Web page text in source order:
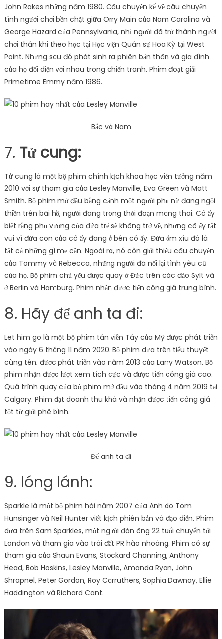
John Rakes những năm 1980. Câu chuyện kể về câu chuyện
tình người chơi bền chặt giữa Orry Main của Nam Carolina và
George Hazard của Pennsylvania, nhị người đã trở thành người
chơi thân khi theo học tại Học viện Quân sự Hoa Kỳ tại West
Point. Nhưng sau đó phát sinh ra phiên bản thân và gia đình
của họ đối diện với nhau trong chiến tranh. Phim đoạt giải
Primetime Emmy năm 1986.
Bắc và Nam
7. Tử cung:
Tử cung là một bộ phim chính kịch khoa học viễn tưởng năm
2010 với sự tham gia của Lesley Manville, Eva Green và Matt
Smith. Bộ phim mở đầu bằng cảnh một người phụ nữ đang ngồi
thiền trên bãi hồ, người đang trong thời đoạn mang thai. Cô ấy
biết rằng phụ vương của đứa trẻ sẽ không trở về, nhưng cô ấy rất
vui vì đứa con của cô ấy đang ở bên cô ấy. Đứa ốm xíu đó là
tất cả những gì mẹ cần. Ngoài ra, nó còn giới thiệu câu chuyện
của Tommy và Rebecca, những người đã nối lại tình yêu cũ
của họ. Bộ phim chủ yếu được quay ở Đức trên các đảo Sylt và
ở Berlin và Hamburg. Phim nhận được tiến công giá trung bình.
8. Hãy để anh ta đi:
Let him go là một bộ phim tân viễn Tây của Mỹ được phát triển
vào ngày 6 tháng 11 năm 2020. Bộ phim dựa trên tiểu thuyết
cùng tên, được phát triển vào năm 2013 của Larry Watson. Bộ
phim nhận được lượt xem tích cực và được tiến công giá cao.
Quá trình quay của bộ phim mở đầu vào tháng 4 năm 2019 tại
Calgary. Phim đạt doanh thu khá và nhận được tiến công giá
tốt từ giới phê bình.
Để anh ta đi
9. lóng lánh:
Sparkle là một bộ phim hài năm 2007 của Anh do Tom
Hunsinger và Neil Hunter viết kịch phiên bản và đạo diễn. Phim
dựa trên Sam Sparkles, một người đàn ông 22 tuổi chuyển tới
London và tham gia vào trái đất PR hào nhoáng. Phim có sự
tham gia của Shaun Evans, Stockard Channing, Anthony
Head, Bob Hoskins, Lesley Manville, Amanda Ryan, John
Shrapnel, Peter Gordon, Roy Carruthers, Sophia Dawnay, Ellie
Haddington và Richard Cant.